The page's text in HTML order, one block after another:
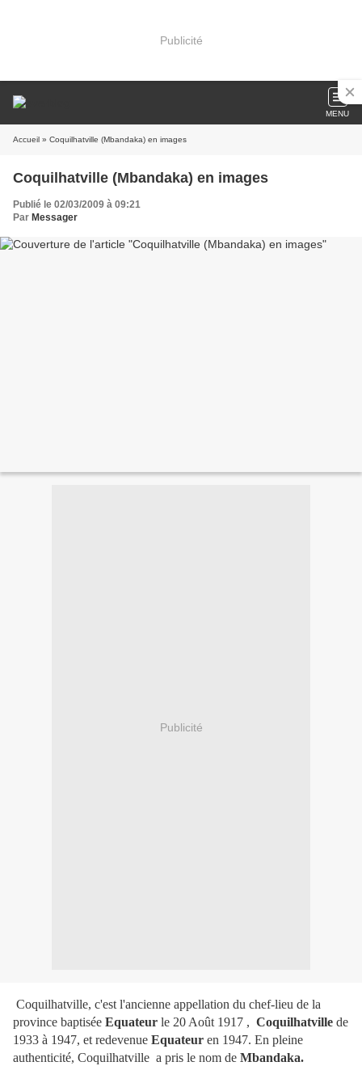
Publicité
MENU
Accueil » Coquilhatville (Mbandaka) en images
Coquilhatville (Mbandaka) en images
Publié le 02/03/2009 à 09:21
Par Messager
Publicité
Coquilhatville, c'est l'ancienne appellation du chef-lieu de la
province baptisée Equateur le 20 Août 1917 , Coquilhatville de
1933 à 1947, et redevenue Equateur en 1947. En pleine
authenticité, Coquilhatville a pris le nom de Mbandaka.